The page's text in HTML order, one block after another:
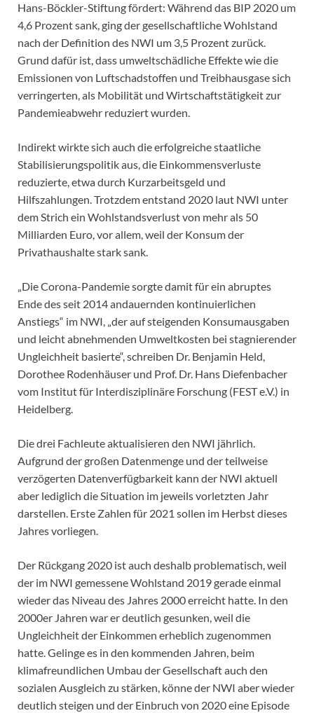
Hans-Böckler-Stiftung fördert: Während das BIP 2020 um
4,6 Prozent sank, ging der gesellschaftliche Wohlstand
nach der Definition des NWI um 3,5 Prozent zurück.
Grund dafür ist, dass umweltschädliche Effekte wie die
Emissionen von Luftschadstoffen und Treibhausgase sich
verringerten, als Mobilität und Wirtschaftstätigkeit zur
Pandemieabwehr reduziert wurden.
Indirekt wirkte sich auch die erfolgreiche staatliche
Stabilisierungspolitik aus, die Einkommensverluste
reduzierte, etwa durch Kurzarbeitsgeld und
Hilfszahlungen. Trotzdem entstand 2020 laut NWI unter
dem Strich ein Wohlstandsverlust von mehr als 50
Milliarden Euro, vor allem, weil der Konsum der
Privathaushalte stark sank.
„Die Corona-Pandemie sorgte damit für ein abruptes
Ende des seit 2014 andauernden kontinuierlichen
Anstiegs“ im NWI, „der auf steigenden Konsumausgaben
und leicht abnehmenden Umweltkosten bei stagnierender
Ungleichheit basierte“, schreiben Dr. Benjamin Held,
Dorothee Rodenhäuser und Prof. Dr. Hans Diefenbacher
vom Institut für Interdisziplinäre Forschung (FEST e.V.) in
Heidelberg.
Die drei Fachleute aktualisieren den NWI jährlich.
Aufgrund der großen Datenmenge und der teilweise
verzögerten Datenverfügbarkeit kann der NWI aktuell
aber lediglich die Situation im jeweils vorletzten Jahr
darstellen. Erste Zahlen für 2021 sollen im Herbst dieses
Jahres vorliegen.
Der Rückgang 2020 ist auch deshalb problematisch, weil
der im NWI gemessene Wohlstand 2019 gerade einmal
wieder das Niveau des Jahres 2000 erreicht hatte. In den
2000er Jahren war er deutlich gesunken, weil die
Ungleichheit der Einkommen erheblich zugenommen
hatte. Gelinge es in den kommenden Jahren, beim
klimafreundlichen Umbau der Gesellschaft auch den
sozialen Ausgleich zu stärken, könne der NWI aber wieder
deutlich steigen und der Einbruch von 2020 eine Episode